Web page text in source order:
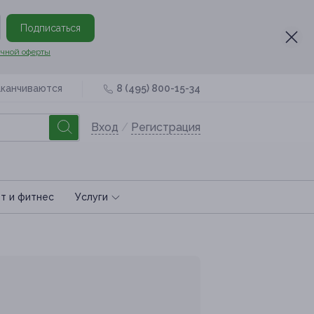
Подписаться
оферты
8 (495) 800-15-34
Вход / Регистрация
и фитнес Услуги